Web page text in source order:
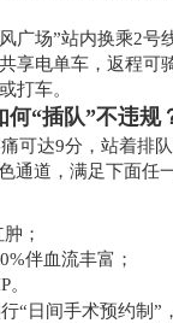
广场”站内换乘2号
享电单车，返程可
打车。
“插队”不违规
可达9分，站着排
通道，满足下面任
；
伴血流丰富；
“日间手术预约制”